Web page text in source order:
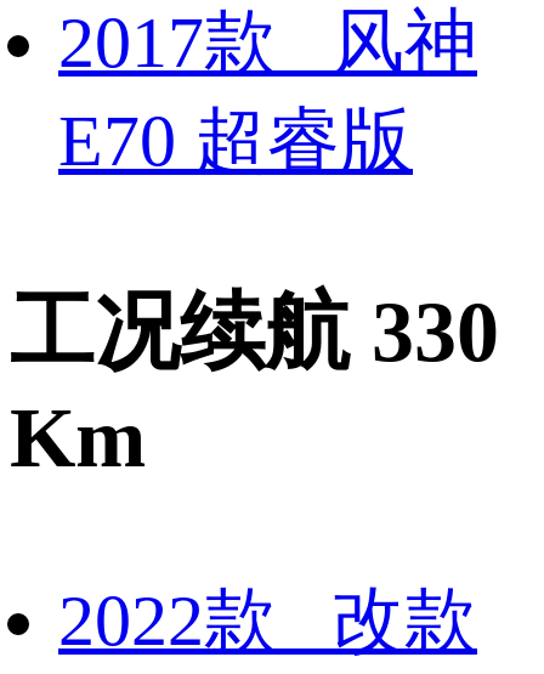
2017款 风神
E70 超睿版
工况续航 330
Km
2022款 改款